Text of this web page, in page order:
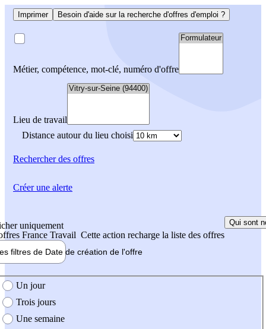
Imprimer Besoin d'aide sur la recherche d'offres d'emploi ?
Métier, compétence, mot-clé, numéro d'offre
Lieu de travail
Distance autour du lieu choisi
Rechercherdes offres
uniquement
France Travail Cette action recharge la liste des offres
Qui sont
filtres de Date de création de l'offre
création de l'offre
Un jour
Trois jours
Une semaine
Créer une alerte